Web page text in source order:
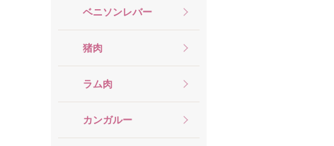
ベニソンレバー
猪肉
ラム肉
カンガルー